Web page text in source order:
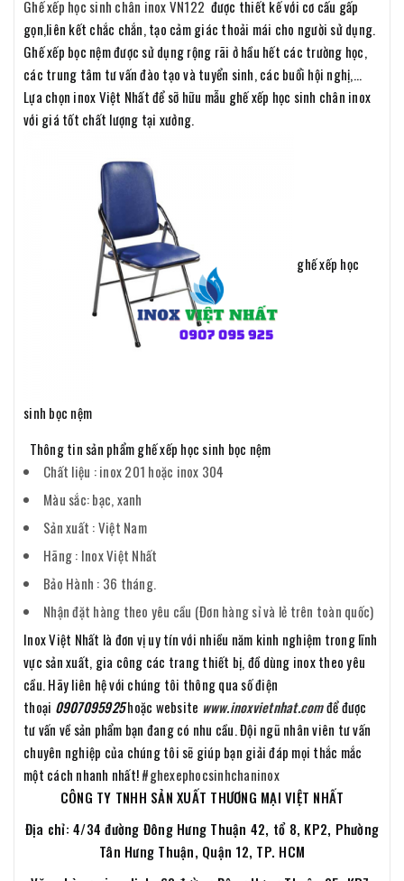
Ghế xếp học sinh chân inox VN122 được thiết kế với cơ cấu gấp
gọn,liên kết chắc chắn, tạo cảm giác thoải mái cho người sử dụng.
Ghế xếp bọc nệm được sử dụng rộng rãi ở hầu hết các trường học,
các trung tâm tư vấn đào tạo và tuyển sinh, các buổi hội nghị,...
Lựa chọn inox Việt Nhất để sỡ hữu mẫu ghế xếp học sinh chân inox
với giá tốt chất lượng tại xưởng.
ghế xếp học
sinh bọc nệm
Thông tin sản phẩm ghế xếp học sinh bọc nệm
Chất liệu : inox 201 hoặc inox 304
Màu sắc: bạc, xanh
Sản xuất : Việt Nam
Hãng : Inox Việt Nhất
Bảo Hành : 36 tháng.
Nhận đặt hàng theo yêu cầu (Đơn hàng sỉ và lẻ trên toàn quốc)
Inox Việt Nhất là đơn vị uy tín với nhiều năm kinh nghiệm trong lĩnh
vực sản xuất, gia công các trang thiết bị, đồ dùng inox theo yêu
cầu. Hãy liên hệ với chúng tôi thông qua số điện
thoại 0907095925hoặc website www.inoxvietnhat.comđể được
tư vấn về sản phẩm bạn đang có nhu cầu. Đội ngũ nhân viên tư vấn
chuyên nghiệp của chúng tôi sẽ giúp bạn giải đáp mọi thắc mắc
một cách nhanh nhất!#ghexephocsinhchaninox
CÔNG TY TNHH SẢN XUẤT THƯƠNG MẠI VIỆT NHẤT
Địa chỉ: 4/34 đường Đông Hưng Thuận 42, tổ 8, KP2, Phường
Tân Hưng Thuận, Quận 12, TP. HCM